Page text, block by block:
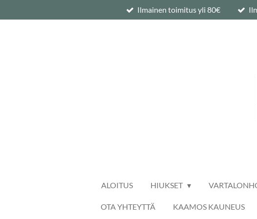
pääsisältöön
Ilmainen toimitus yli 80€
ALOITUS HIUKSET
OTA YHTEYTTÄ KAAMOS KAUNEUS